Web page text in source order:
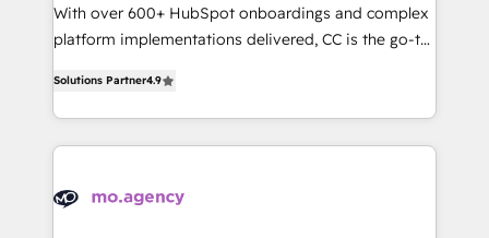
supported over 500 organisations with HubSpot
implementation, optimisation, training, and
methodology will ensure that you receive the best
deployment experience possible. Whether you are
new to HubSpot or seeking to turn around a poor
expertise to deliver the solutions you need.
With over 600+ HubSpot onboardings and complex
platform implementations delivered, CC is the go-to
migrate, replatform, and scale smarter. We specialize
in high-impact CRM and CMS migrations and
onboarding from platforms like Salesforce, NetSuite,
WordPress and legacy CRMs, turning fragmented
Solutions Partner4.9